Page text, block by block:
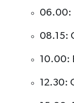
06.00:
08.15:
10.00:
12.30: